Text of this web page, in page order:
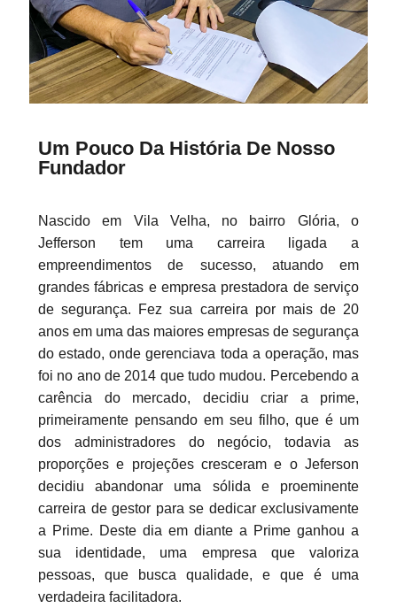
Um Pouco Da História De Nosso
Fundador
Nascido em Vila Velha, no bairro Glória, o
Jefferson tem uma carreira ligada a
empreendimentos de sucesso, atuando em
grandes fábricas e empresa prestadora de serviço
de segurança. Fez sua carreira por mais de 20
anos em uma das maiores empresas de segurança
do estado, onde gerenciava toda a operação, mas
foi no ano de 2014 que tudo mudou. Percebendo a
carência do mercado, decidiu criar a prime,
primeiramente pensando em seu filho, que é um
dos administradores do negócio, todavia as
proporções e projeções cresceram e o Jeferson
decidiu abandonar uma sólida e proeminente
carreira de gestor para se dedicar exclusivamente
a Prime. Deste dia em diante a Prime ganhou a
sua identidade, uma empresa que valoriza
pessoas, que busca qualidade, e que é uma
verdadeira facilitadora.